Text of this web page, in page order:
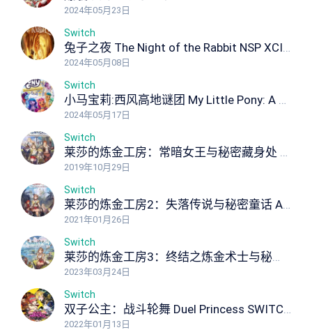
2024年05月23日
Switch
兔子之夜 The Night of the Rabbit NSP XCI ROM
2024年05月08日
Switch
小马宝莉:西风高地谜团 My Little Pony: A Zephyr Heights Mystery NSP XCI ROM
2024年05月17日
Switch
莱莎的炼金工房：常暗女王与秘密藏身处 Atelier Ryza: Ever Darkness the Secret Hideout NSP XCI ROM
2019年10月29日
Switch
莱莎的炼金工房2：失落传说与秘密童话 Atelier Ryza 2 Lost Legends & the Secret Fairy NSP XCI ROM
2021年01月26日
Switch
莱莎的炼金工房3：终结之炼金术士与秘密钥匙 Atelier Ryza 3: Alchemist of the End the Secret Key Ultimate Edition NSP XCI ROM
2023年03月24日
Switch
双子公主：战斗轮舞 Duel Princess SWITCH NSP NSP XCI ROM
2022年01月13日